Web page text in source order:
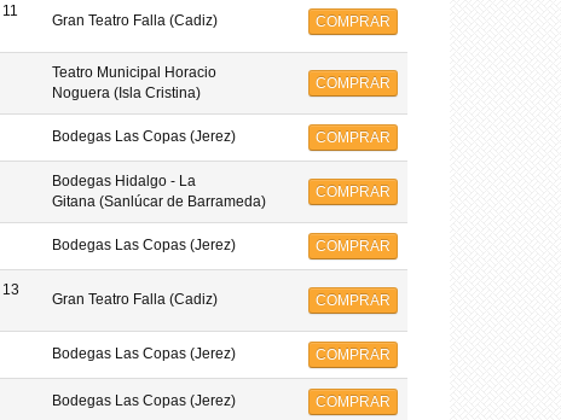
11
Gran Teatro Falla (Cadiz) COMPRAR
Teatro Municipal Horacio
Noguera (Isla Cristina)
COMPRAR
Bodegas Las Copas (Jerez) COMPRAR
Bodegas Hidalgo - La
Gitana (Sanlúcar de Barrameda)
COMPRAR
Bodegas Las Copas (Jerez) COMPRAR
13
Gran Teatro Falla (Cadiz) COMPRAR
Bodegas Las Copas (Jerez) COMPRAR
Bodegas Las Copas (Jerez) COMPRAR